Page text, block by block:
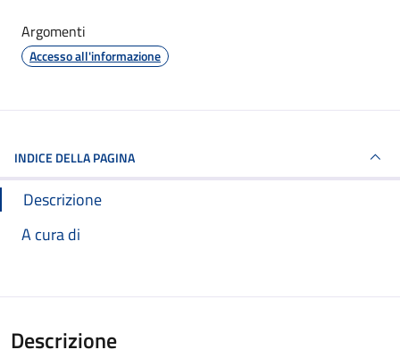
Argomenti
Accesso all'informazione
INDICE DELLA PAGINA
Descrizione
A cura di
Descrizione